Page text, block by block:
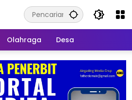
Olahraga Desa